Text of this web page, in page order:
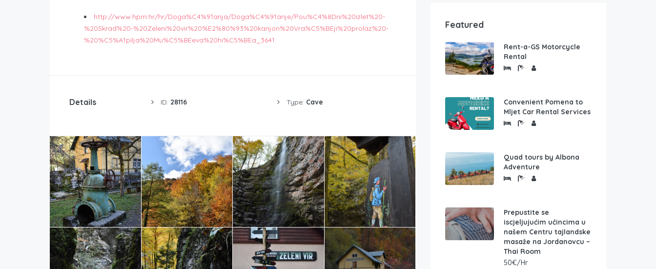
http://www.hpm.hr/hr/Doga%C4%91anja/Doga%C4%91anje/Pou%C4%8Dni%20izlet%20-
%20Skrad%20-%20Zeleni%20vir%20%E2%80%93%20kanjon%20Vra%C5%BEji%20prolaz%20-
%20%C5%A1pilja%20Mu%C5%BEeva%20hi%C5%BEa_3641
Details ID: 28116 Type: Cave
Featured
Rent-a-GS Motorcycle
Rental
Convenient Pomena to
Mljet Car Rental Services
Quad tours by Albona
Adventure
Prepustite se
iscjeljujućim učincima u
našem Centru tajlandske
masaže na Jordanovcu –
Thai Room
50€/Hr